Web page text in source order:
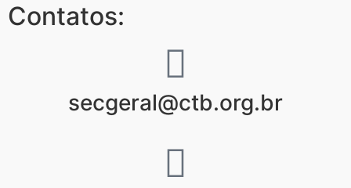
Contatos:
secgeral@ctb.org.br